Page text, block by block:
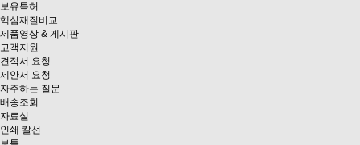
보유특허
핵심재질비교
제품영상 & 게시판
고객지원
견적서 요청
제안서 요청
자주하는 질문
배송조회
자료실
인쇄 칼선